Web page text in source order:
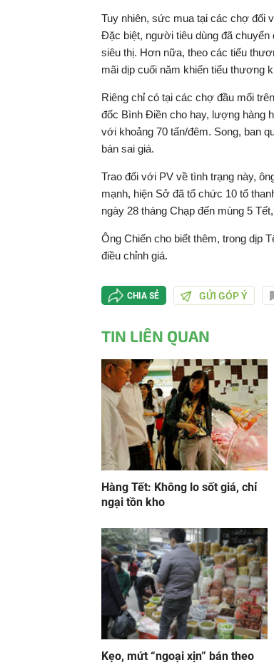
Tuy nhiên, sức mua tại các chợ đối
Đặc biệt, người tiêu dùng đã chuyển
siêu thị. Hơn nữa, theo các tiểu
mãi dịp cuối năm khiến tiểu thương
Riêng chỉ có tại các chợ đầu mối
đốc Bình Điền cho hay, lượng hàng
với khoảng 70 tấn/đêm. Song, ban
bán sai giá.
Trao đổi với PV về tình trạng này,
mạnh, hiện Sở đã tổ chức 10 tổ
ngày 28 tháng Chạp đến mùng 5
Ông Chiến cho biết thêm, trong dịp
điều chỉnh giá.
CHIA SẺ GỬI GÓP Ý
TIN LIÊN QUAN
Hàng Tết: Không lo sốt giá, chỉ
ngại tồn kho
Kẹo, mứt “ngoại xịn” bán theo